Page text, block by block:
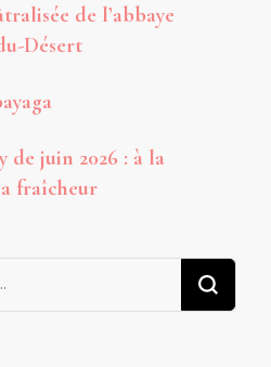
de l’abbaye
Désert
de juin 2026 : à la
fraîcheur